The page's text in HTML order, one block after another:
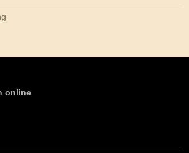
online